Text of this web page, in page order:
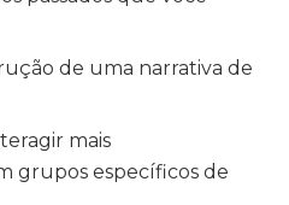
de uma narrativa de
mais
grupos específicos de